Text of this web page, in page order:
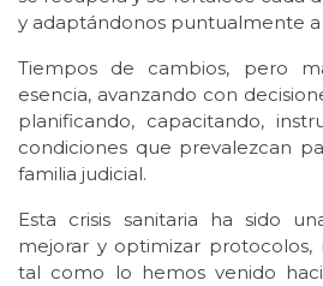
y adaptándonos puntualmente a
Tiempos de cambios, pero
esencia, avanzando con
planificando, capacitando,
condiciones que prevalezcan
familia judicial.
Esta crisis sanitaria ha sido
mejorar y optimizar protocolos,
tal como lo hemos venido